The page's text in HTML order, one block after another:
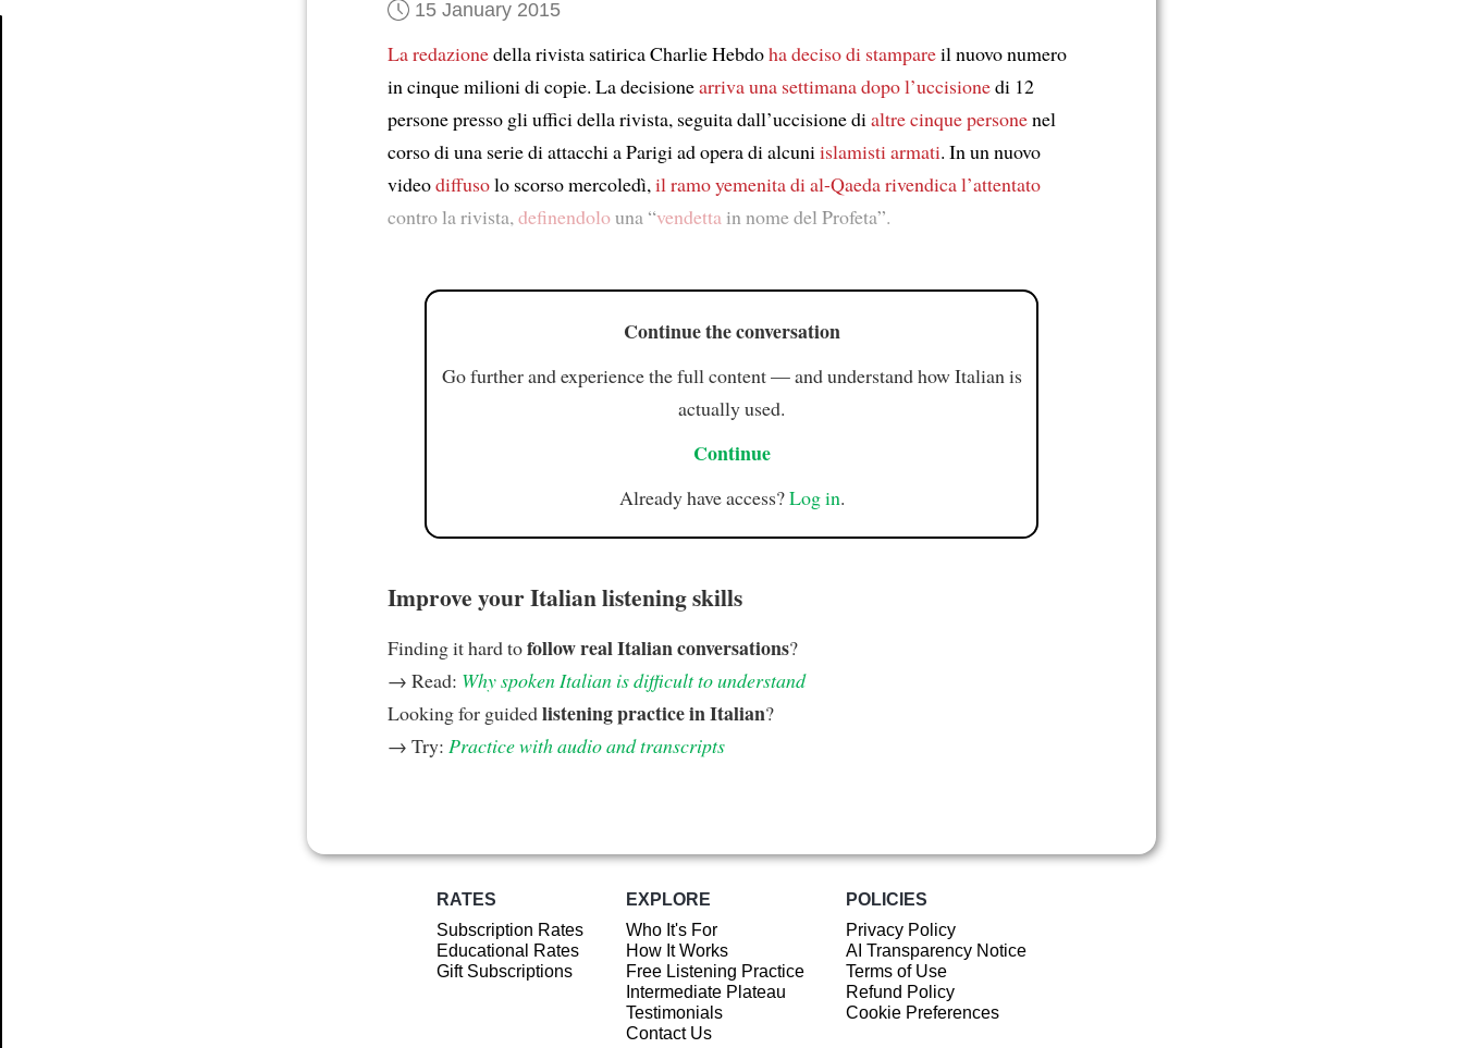
15 January 2015
La redazionedella rivista satirica Charlie Hebdoha deciso di stampareil nuovo numero
in cinque milioni di copie. La decisionearrivauna settimana dopol’uccisionedi 12
persone presso gli uffici della rivista, seguita dall’uccisione dialtre cinque personenel
corso di una serie di attacchi a Parigi ad opera di alcuniislamisti armati. In un nuovo
videodiffusolo scorso mercoledì,il ramo yemenita di al-Qaedarivendica l’attentato
contro la rivista,definendolouna “vendetta in nome del Profeta”.
Continue the conversation
Go further and experience the full content — and understand how Italian is
actually used.
Continue
Already have access?Log in.
Improve your Italian listening skills
Finding it hard tofollow real Italian conversations?
→ Read: Why spoken Italian is difficult to understand
Looking for guidedlistening practice in Italian?
→ Try: Practice with audio and transcripts
RATES
Subscription Rates
Educational Rates
Gift Subscriptions
EXPLORE
Who It's For
How It Works
Free Listening Practice
Intermediate Plateau
Testimonials
Contact Us
POLICIES
Privacy Policy
AI Transparency Notice
Terms of Use
Refund Policy
Cookie Preferences